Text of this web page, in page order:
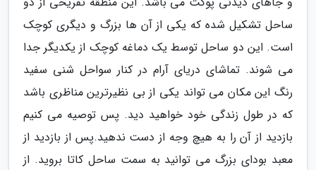
ساحل تشکیل شده که یکی از آن ها بزرگ و دیگری کوچک
است. این دو ساحل توسط یک دماغه کوچک از یکدیگر جدا
می شوند. تماشای دریای آرام در کنار سواحل شنی سفید
رنگ این مکان می تواند یکی از بی نظیرترین مناظری باشد
که در طول زندگی خود خواهید دید. پس توصیه می کنیم
بازدید از آن را به هیچ وجه از دست ندهید.پس از بازدید از
معبد بودای بزرگ می توانید به سمت ساحل کاتا بروید. از